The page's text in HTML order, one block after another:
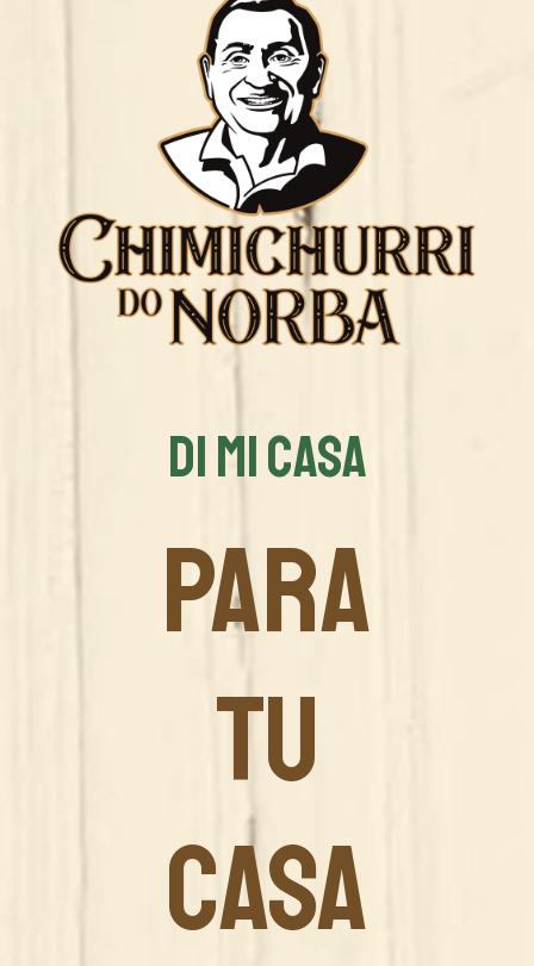
DI MI CASA
PARA
TU
CASA